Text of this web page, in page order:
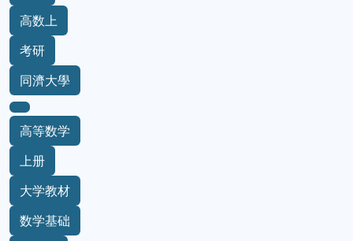
高数上
考研
同濟大學
高等数学
上册
大学教材
数学基础